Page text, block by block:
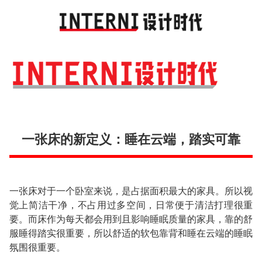
一张床的新定义：睡在云端，踏实可靠
一张床对于一个卧室来说，是占据面积最大的家具。所以视
觉上简洁干净，不占用过多空间，日常便于清洁打理很重
要。而床作为每天都会用到且影响睡眠质量的家具，靠的舒
服睡得踏实很重要，所以舒适的软包靠背和睡在云端的睡眠
氛围很重要。